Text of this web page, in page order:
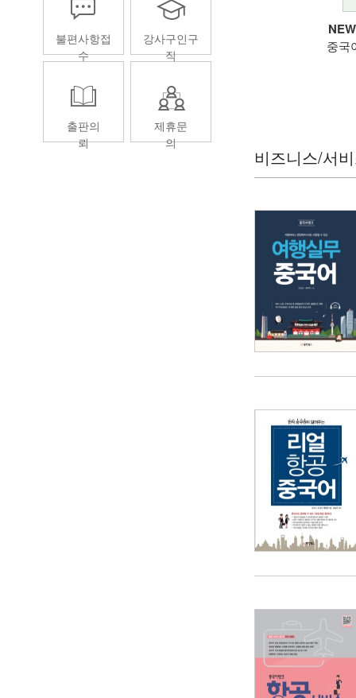
불편사항접
수
강사구인구
직
출판의
뢰
제휴문
의
장에서 교사들과 학생들
백을 반영하여 실제 학습
중국어 교재 스테디셀러 ‘스마트
중국어’가 새로운 모습으로 다...
중국
비즈니스/서